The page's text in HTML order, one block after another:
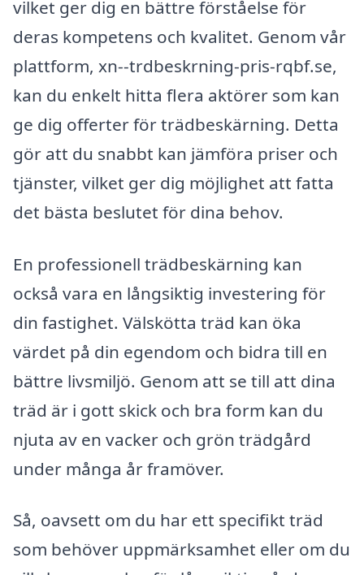
vilket ger dig en bättre förståelse för
deras kompetens och kvalitet. Genom vår
plattform, xn--trdbeskrning-pris-rqbf.se,
kan du enkelt hitta flera aktörer som kan
ge dig offerter för trädbeskärning. Detta
gör att du snabbt kan jämföra priser och
tjänster, vilket ger dig möjlighet att fatta
det bästa beslutet för dina behov.
En professionell trädbeskärning kan
också vara en långsiktig investering för
din fastighet. Välskötta träd kan öka
värdet på din egendom och bidra till en
bättre livsmiljö. Genom att se till att dina
träd är i gott skick och bra form kan du
njuta av en vacker och grön trädgård
under många år framöver.
Så, oavsett om du har ett specifikt träd
som behöver uppmärksamhet eller om du